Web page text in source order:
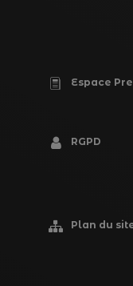
PIED
DE
Espace
RGPD
Plan du